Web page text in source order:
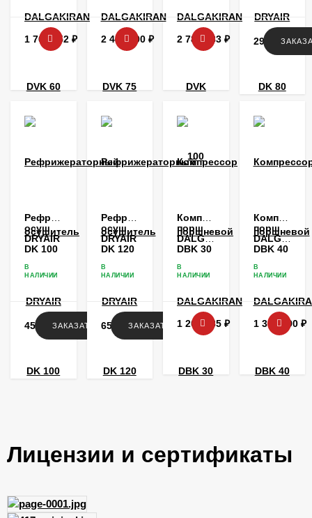
1 761 552 ₽ 2 446 600 ₽ 2 788 183 ₽ 293 592 ₽
Рефрижераторный
осушитель
DRYAIR
DK 100
В
НАЛИЧИИ
453 562 ₽
ЗАКАЗАТЬ
Рефрижераторный
осушитель
DRYAIR
DK 120
В
НАЛИЧИИ
657 759 ₽
ЗАКАЗАТЬ
Компрессор
поршневой
DALGAKIRAN
DBK 30
В
НАЛИЧИИ
1 209 185 ₽
поршневой
DBK 40
В
НАЛИЧИИ
1 307 990 ₽
Лицензии и сертификаты